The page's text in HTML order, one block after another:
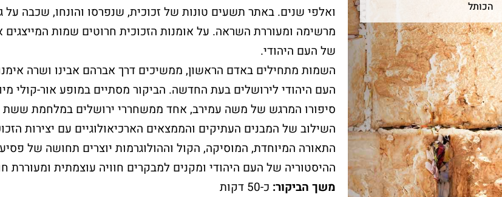
הכותל
ואלפי שנים. באתר תשעים טונות של זכוכית, שנפרסו והונחו, שכבה על
מרשימה ומעוררת השראה. על אומנות הזכוכית חרוטים שמות
של העם היהודי.
השמות מתחילים באדם הראשון, ממשיכים דרך אברהם אבינו ושרה
העם היהודי לירושלים בעת החדשה. הביקור מסתיים במופע אור-קולי
סיפורו המרגש של משה עמירב, אחד ממשחררי ירושלים במלחמת ששת
השילוב של המבנים העתיקים והממצאים הארכיאולוגיים עם יצירות
התאורה המיוחדת, המוסיקה, הקול וההולוגרמות יוצרים תחושה של
ההיסטוריה של העם היהודי ומקנים למבקרים חוויה עוצמתית ומעוררת
משך הביקור: כ-50 דקות
מצווה
למורשת הכותל המערבי
אתכם לחגוג בר מצווה
בטקס מרגש ובאווירה
של אחדות וקדושה.
חדש!מייצג
שער השמיים
מה מביא אנשים ונשים מכל
קצוות תבל להתרפק על
האבנים העתיקות?
חלאקה בכותל
המערבי
את הטקס יערוך מדריך מקצועי
אשר יפגוש את המשפחה
בשערי הכותל
וילווה אתכם במהלך הארוע.
רוצים
אישי?
אנחנו